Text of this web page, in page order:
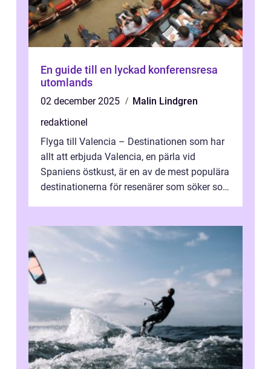
En guide till en lyckad konferensresa
utomlands
02 december 2025
Malin Lindgren
redaktionel
Flyga till Valencia – Destinationen som har
allt att erbjuda Valencia, en pärla vid
Spaniens östkust, är en av de mest populära
destinationerna för resenärer som söker sol,